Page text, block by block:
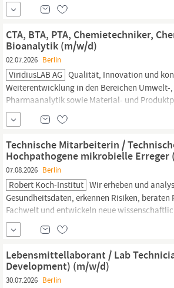
Über die Position In dieser Rolle übernehmen
Klinik- und...
CTA, BTA, PTA, Chemietechniker,
Bioanalytik (m/w/d)
02.07.2026 Berlin
ViridiusLAB AG Qualität, Innovation und
Weiterentwicklung in den Bereichen Umwelt-
Pharmaanalytik sowie Material- und
Standort
Berlin verfügen wir über
instrumentellen Analytik. Unsere
pharmazeutischen Qualitätskontrolle unter
Bioanalytik im...
Technische Mitarbeiterin /
Hochpathogene mikrobielle Erreger
07.08.2026 Berlin
Robert Koch-Institut Wir erheben und
Gesundheitsdaten, erkennen Risiken, beraten
Fachwelt und entwickeln neue
Unsere Standorte sind in
Wildau und
Mitarbeit erfolgt im Rahmen eines durch das
Projekts,MIRAI - Sicherstellung der Detektion
relevanter neuartiger...
Lebensmittellaborant / Lab
Development) (m/w/d)
30.07.2026 Berlin